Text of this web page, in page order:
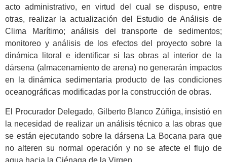
acto administrativo, en virtud del cual se dispuso, entre
otras, realizar la actualización del Estudio de Análisis de
Clima Marítimo; análisis del transporte de sedimentos;
monitoreo y análisis de los efectos del proyecto sobre la
dinámica litoral e identificar si las obras al interior de la
dársena (almacenamiento de arena) no generarán impactos
en la dinámica sedimentaria producto de las condiciones
oceanográficas modificadas por la construcción de obras.
El Procurador Delegado, Gilberto Blanco Zúñiga, insistió en
la necesidad de realizar un análisis técnico a las obras que
se están ejecutando sobre la dársena La Bocana para que
no alteren su normal operación y no se afecte el flujo de
agua hacia la Ciénaga de la Virgen.